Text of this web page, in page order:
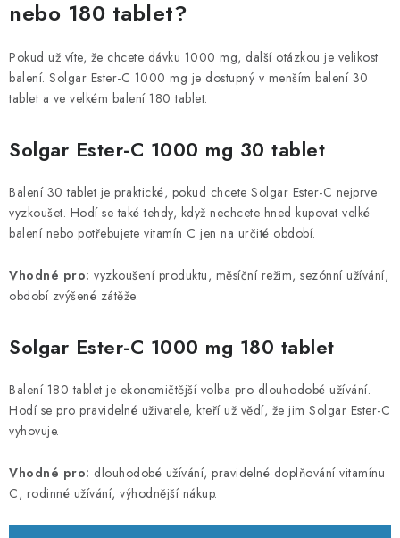
nebo 180 tablet?
Pokud už víte, že chcete dávku 1000 mg, další otázkou je velikost
balení. Solgar Ester-C 1000 mg je dostupný v menším balení 30
tablet a ve velkém balení 180 tablet.
Solgar Ester-C 1000 mg 30 tablet
Balení 30 tablet je praktické, pokud chcete Solgar Ester-C nejprve
vyzkoušet. Hodí se také tehdy, když nechcete hned kupovat velké
balení nebo potřebujete vitamín C jen na určité období.
Vhodné pro: vyzkoušení produktu, měsíční režim, sezónní užívání,
období zvýšené zátěže.
Solgar Ester-C 1000 mg 180 tablet
Balení 180 tablet je ekonomičtější volba pro dlouhodobé užívání.
Hodí se pro pravidelné uživatele, kteří už vědí, že jim Solgar Ester-C
vyhovuje.
Vhodné pro: dlouhodobé užívání, pravidelné doplňování vitamínu
C, rodinné užívání, výhodnější nákup.